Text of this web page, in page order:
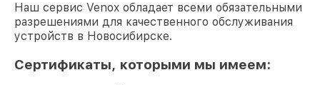
Наш сервис Venox обладает всеми обязательными
разрешениями для качественного обслуживания
устройств в Новосибирске.
Сертификаты, которыми мы имеем: